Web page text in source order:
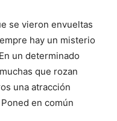
se vieron en­vueltas
hay un misterio
un determi­nado
que rozan
una atrac­ción
en común